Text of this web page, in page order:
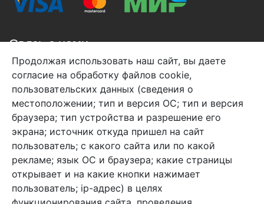
Связь с нами
+7 (495) 933-38-08
info@arben-textile.ru- оптовые продажи
Арбен текстиль г. Щелково, пер.
1-й Советский д.25, владение 2.
Продолжая использовать наш сайт, вы даете
согласие на обработку файлов cookie,
пользовательских данных (сведения о
местоположении; тип и версия ОС; тип и версия
браузера; тип устройства и разрешение его
экрана; источник откуда пришел на сайт
пользователь; с какого сайта или по какой
рекламе; язык ОС и браузера; какие страницы
открывает и на какие кнопки нажимает
пользователь; ip-адрес) в целях